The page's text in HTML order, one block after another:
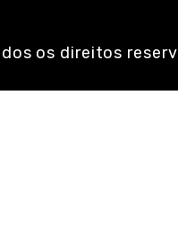
os direitos